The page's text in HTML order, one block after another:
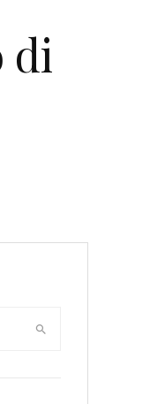
di